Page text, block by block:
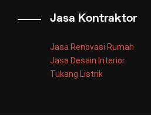
Jasa Kontraktor
Jasa Renovasi Rumah
Jasa Desain Interior
Tukang Listrik